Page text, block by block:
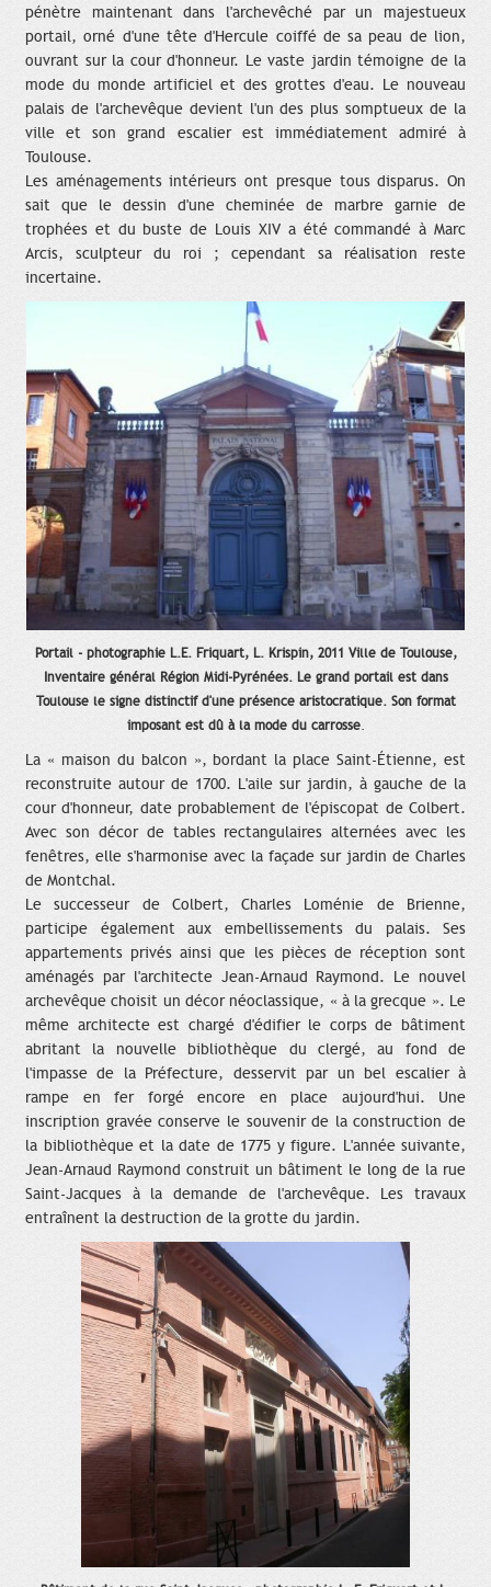
pénètre maintenant dans l'archevêché par un majestueux
portail, orné d'une tête d'Hercule coiffé de sa peau de lion,
ouvrant sur la cour d'honneur. Le vaste jardin témoigne de la
mode du monde artificiel et des grottes d'eau. Le nouveau
palais de l'archevêque devient l'un des plus somptueux de la
ville et son grand escalier est immédiatement admiré à
Toulouse.
Les aménagements intérieurs ont presque tous disparus. On
sait que le dessin d'une cheminée de marbre garnie de
trophées et du buste de Louis XIV a été commandé à Marc
Arcis, sculpteur du roi ; cependant sa réalisation reste
incertaine.
Portail - photographie L.E. Friquart, L. Krispin, 2011 Ville de Toulouse,
Inventaire général Région Midi-Pyrénées. Le grand portail est dans
Toulouse le signe distinctif d'une présence aristocratique. Son format
imposant est dû à la mode du carrosse.
La « maison du balcon », bordant la place Saint-Étienne, est
reconstruite autour de 1700. L'aile sur jardin, à gauche de la
cour d'honneur, date probablement de l'épiscopat de Colbert.
Avec son décor de tables rectangulaires alternées avec les
fenêtres, elle s'harmonise avec la façade sur jardin de Charles
de Montchal.
Le successeur de Colbert, Charles Loménie de Brienne,
participe également aux embellissements du palais. Ses
appartements privés ainsi que les pièces de réception sont
aménagés par l'architecte Jean-Arnaud Raymond. Le nouvel
archevêque choisit un décor néoclassique, « à la grecque ». Le
même architecte est chargé d'édifier le corps de bâtiment
abritant la nouvelle bibliothèque du clergé, au fond de
l'impasse de la Préfecture, desservit par un bel escalier à
rampe en fer forgé encore en place aujourd'hui. Une
inscription gravée conserve le souvenir de la construction de
la bibliothèque et la date de 1775 y figure. L'année suivante,
Jean-Arnaud Raymond construit un bâtiment le long de la rue
Saint-Jacques à la demande de l'archevêque. Les travaux
entraînent la destruction de la grotte du jardin.